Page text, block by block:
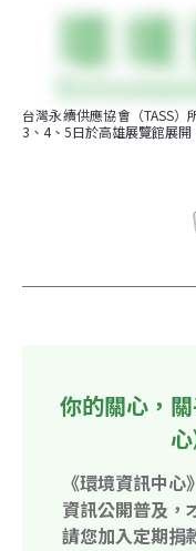
台灣永續供應協會（TASS
3、4、5日於高雄展覽館展
你的關心，
《環境資訊中
資訊公開普及，
請您加入定期捐